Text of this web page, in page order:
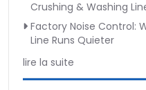
Crushing & Washing
Factory Noise Control:
Line Runs Quieter
lire la suite